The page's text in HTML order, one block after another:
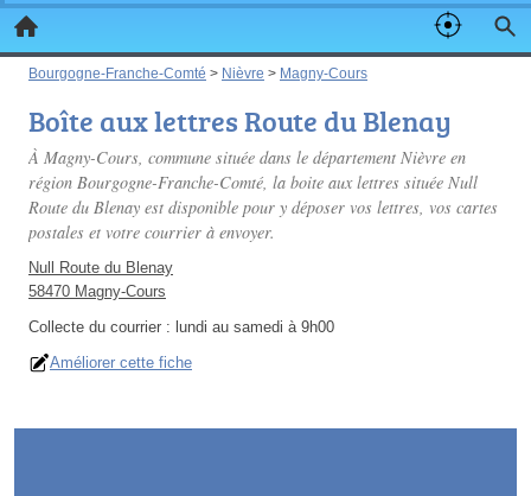
Bourgogne-Franche-Comté > Nièvre > Magny-Cours
Boîte aux lettres Route du Blenay
À Magny-Cours, commune située dans le département Nièvre en
région Bourgogne-Franche-Comté, la boite aux lettres située Null
Route du Blenay est disponible pour y déposer vos lettres, vos cartes
postales et votre courrier à envoyer.
Null Route du Blenay
58470 Magny-Cours
Collecte du courrier : lundi au samedi à 9h00
Améliorer cette fiche